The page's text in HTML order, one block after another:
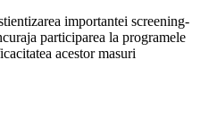
importantei screening-
participarea la programele
acestor masuri